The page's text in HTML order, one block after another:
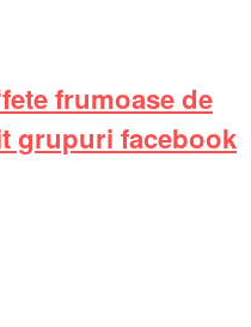
frumoase de
grupuri facebook